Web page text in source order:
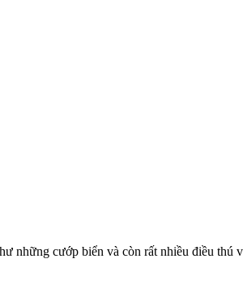
những cướp biển và còn rất nhiều điều thú